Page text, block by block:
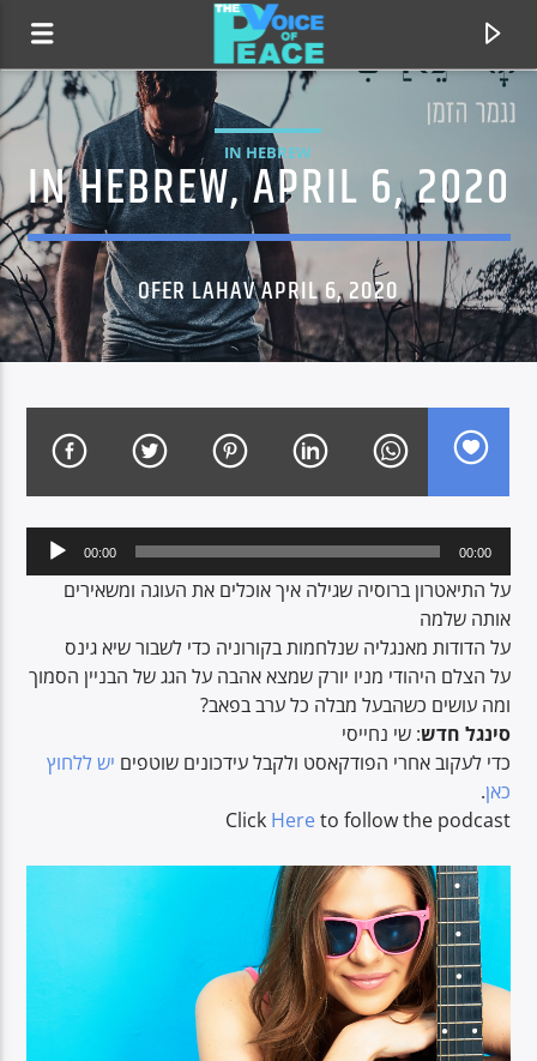
CURRENT TRACK
BREAKFAST SHOW
09:00
IN HEBREW
IN HEBREW, APRIL 6, 2020
OFER LAHAV APRIL 6, 2020
Audio
Player
00:00 00:00
על התיאטרון ברוסיה שגילה איך אוכלים את העוגה ומשאירים
אותה שלמה
על הדודות מאנגליה שנלחמות בקורוניה כדי לשבור שיא גינס
על הצלם היהודי מניו יורק שמצא אהבה על הגג של הבניין הסמוך
ומה עושים כשהבעל מבלה כל ערב בפאב?
סינגל חדש: שי נחייסי
כדי לעקוב אחרי הפודקאסט ולקבל עידכונים שוטפים יש ללחוץ
כאן.
Click Hereto follow the podcast